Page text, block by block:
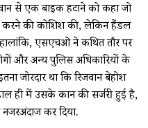
से एक बाइक हटाने को कहा जो
की कोशिश की, लेकिन हैंडल
एसएचओ ने कथित तौर पर
और अन्य पुलिस अधिकारियों के
जोरदार था कि रिजवान बेहोश
ही में उसके कान की सर्जरी हुई है,
कर दिया.